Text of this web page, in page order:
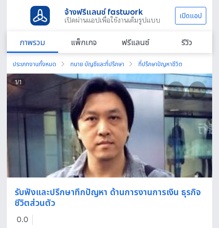
จ้างฟรีแลนซ์ fastwork
เปิดผ่านแอปเพื่อใช้งานเต็มรูปแบบ เปิดแอป
ภาพรวม แพ็กเกจ ฟรีแลนซ์ รีวิว
ประเภทงานทั้งหมด ทนาย บัญชีและที่ปรึกษา ที่ปรึกษาปัญหาชีวิต
1/1
รับฟังและปรึกษาทึกปัญหา ด้านการงานการเงิน ธุรกิจ
ชีวิตส่วนตัว
0.0